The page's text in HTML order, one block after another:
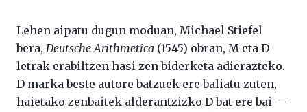
Lehen aipatu dugun moduan, Michael Stiefel
bera, Deutsche Arithmetica (1545) obran, M eta D
letrak erabiltzen hasi zen biderketa adierazteko.
D marka beste autore batzuek ere baliatu zuten,
haietako zenbaitek alderantzizko D bat ere bai —